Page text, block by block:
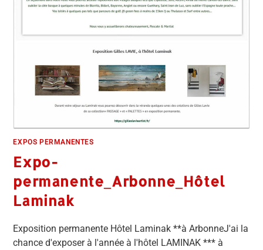
EXPOS PERMANENTES
Expo-
permanente_Arbonne_Hôtel
Laminak
Exposition permanente Hôtel Laminak **à ArbonneJ'ai la
chance d'exposer à l'année à l'hôtel LAMINAK *** à